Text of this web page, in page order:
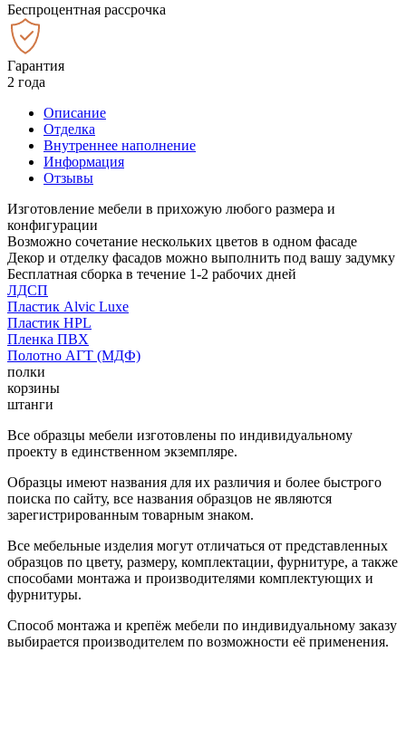
Беспроцентная рассрочка
Гарантия
2 года
Описание
Отделка
Внутреннее наполнение
Информация
Отзывы
Изготовление мебели в прихожую любого размера и
конфигурации
Возможно сочетание нескольких цветов в одном фасаде
Декор и отделку фасадов можно выполнить под вашу задумку
Бесплатная сборка в течение 1-2 рабочих дней
ЛДСП
Пластик Alvic Luxe
Пластик HPL
Пленка ПВХ
Полотно АГТ (МДФ)
полки
корзины
штанги
Все образцы мебели изготовлены по индивидуальному
проекту в единственном экземпляре.
Образцы имеют названия для их различия и более быстрого
поиска по сайту, все названия образцов не являются
зарегистрированным товарным знаком.
Все мебельные изделия могут отличаться от представленных
образцов по цвету, размеру, комплектации, фурнитуре, а также
способами монтажа и производителями комплектующих и
фурнитуры.
Способ монтажа и крепёж мебели по индивидуальному заказу
выбирается производителем по возможности её применения.